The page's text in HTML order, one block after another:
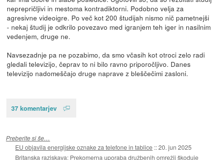
neprepričljivi in mestoma kontradiktorni. Podobno velja za
agresivne videoigre. Po več kot 200 študijah nismo nič pametnejši
- nekaj študij je odkrilo povezavo med igranjem teh iger in nasilnim
vedenjem, druge ne.
Navsezadnje pa ne pozabimo, da smo včasih kot otroci zelo radi
gledali televizijo, čeprav to ni bilo ravno priporočljivo. Danes
televizijo nadomeščajo druge naprave z bleščečimi zasloni.
37 komentarjev
Preberite si še…
EU objavila energijske oznake za telefone in tablice ::20. jun 2025
Britanska raziskava: Prekomerna uporaba družbenih omrežij škoduje